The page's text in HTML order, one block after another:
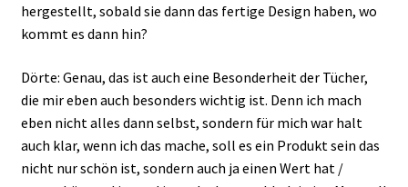
hergestellt, sobald sie dann das fertige Design haben, wo
kommt es dann hin?
Dörte: Genau, das ist auch eine Besonderheit der Tücher,
die mir eben auch besonders wichtig ist. Denn ich mach
eben nicht alles dann selbst, sondern für mich war halt
auch klar, wenn ich das mache, soll es ein Produkt sein das
nicht nur schön ist, sondern auch ja einen Wert hat /